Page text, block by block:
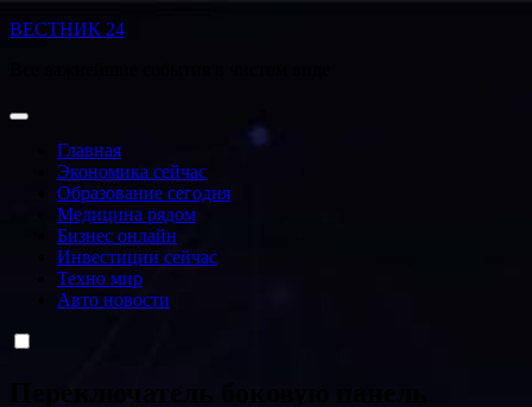
Перейти
ВЕСТНИК 24
Главная
Экономика сейчас
Образование сегодня
Медицина рядом
Бизнес онлайн
Инвестиции сейчас
Техно мир
Авто новости